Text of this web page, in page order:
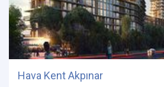
Hava Kent Akpınar